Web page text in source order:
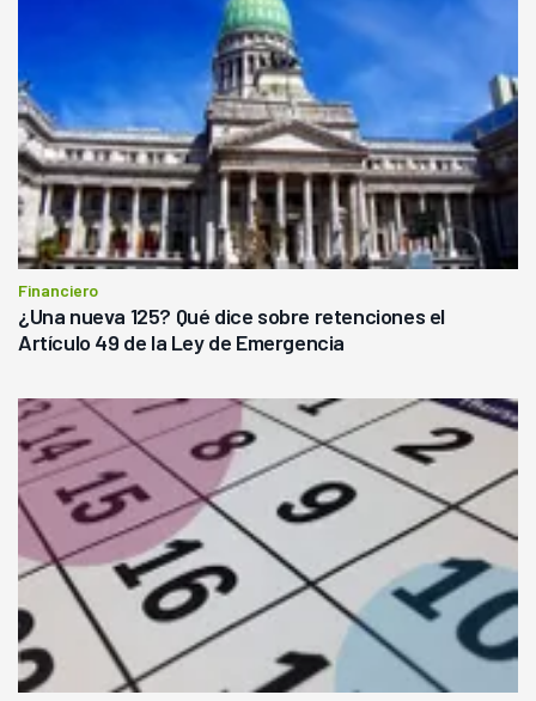
Financiero
¿Una nueva 125? Qué dice sobre retenciones el
Artículo 49 de la Ley de Emergencia